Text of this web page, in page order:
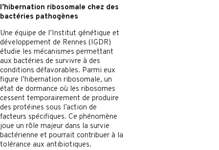
l’hibernation ribosomale chez des
bactéries pathogènes
Une équipe de l’Institut génétique et
développement de Rennes (IGDR)
étudie les mécanismes permettant
aux bactéries de survivre à des
conditions défavorables. Parmi eux
figure l’hibernation ribosomale, un
état de dormance où les ribosomes
cessent temporairement de produire
des protéines sous l’action de
facteurs spécifiques. Ce phénomène
joue un rôle majeur dans la survie
bactérienne et pourrait contribuer à la
tolérance aux antibiotiques.